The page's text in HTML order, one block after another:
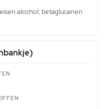
alcohol; betaglucanen